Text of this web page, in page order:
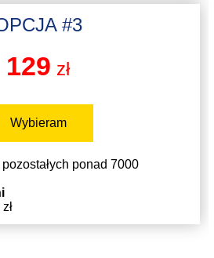
#3
129 zł
Wybieram
ponad 7000